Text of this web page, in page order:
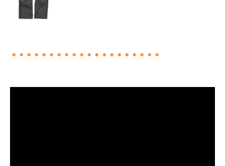
＊＊＊＊＊＊＊＊＊＊＊＊＊＊＊＊＊＊＊＊